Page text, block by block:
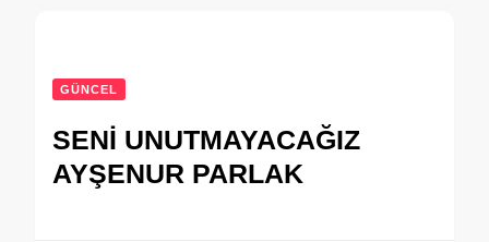
GÜNCEL
SENİ UNUTMAYACAĞIZ
AYŞENUR PARLAK